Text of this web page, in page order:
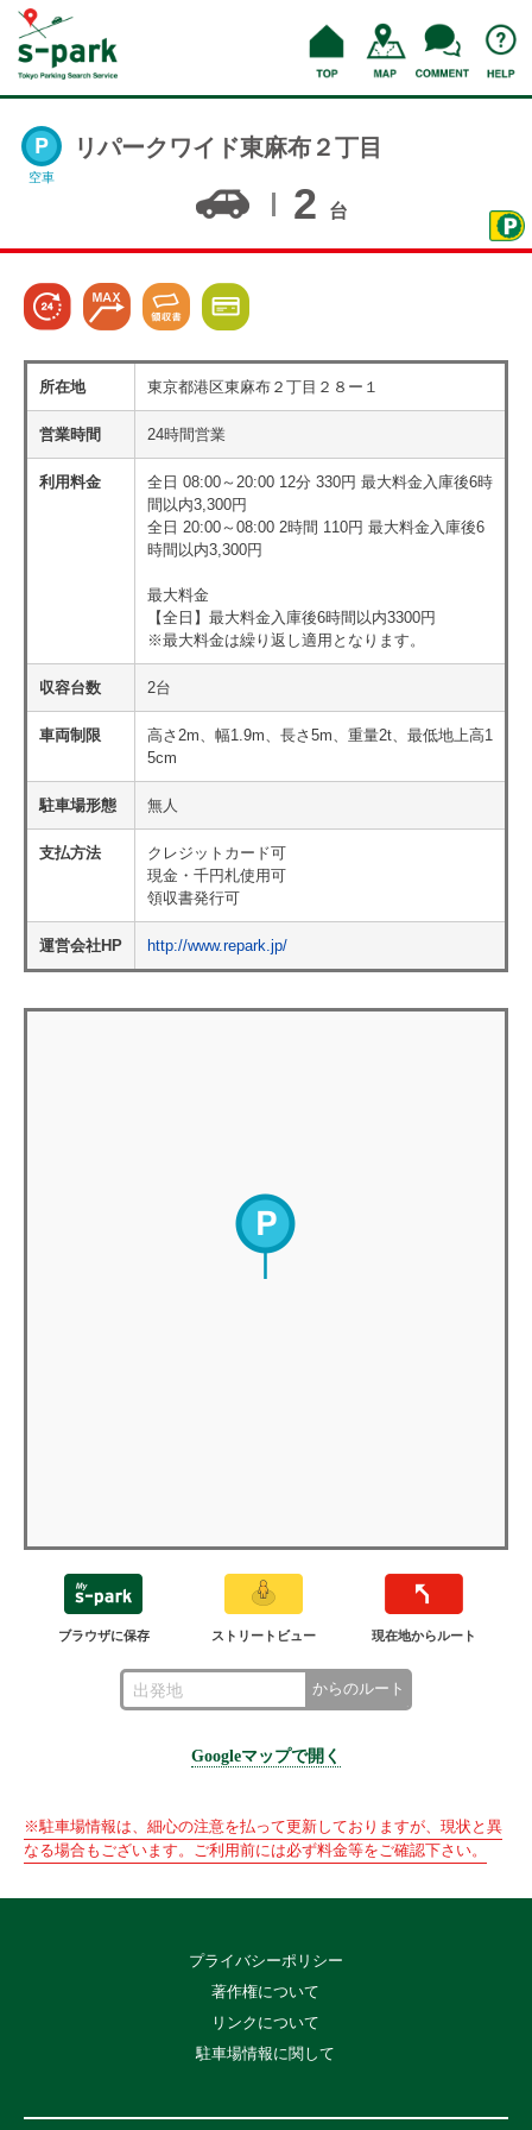
空車
リパークワイド東麻布２丁目
2 台
所在地 東京都港区東麻布２丁目２８ー１
営業時間 24時間営業
利用料金
全日 08:00～20:00 12分 330円 最大料金入庫後6時
間以内3,300円
全日 20:00～08:00 2時間 110円 最大料金入庫後6
時間以内3,300円
最大料金
【全日】最大料金入庫後6時間以内3300円
※最大料金は繰り返し適用となります。
収容台数 2台
車両制限
高さ2m、幅1.9m、長さ5m、重量2t、最低地上高1
5cm
駐車場形態 無人
支払方法
クレジットカード可
現金・千円札使用可
領収書発行可
運営会社HP http://www.repark.jp/
ブラウザに保存 ストリートビュー 現在地からルート
からのルート
Googleマップで開く
※駐車場情報は、細心の注意を払って更新しておりますが、現状と異
なる場合もございます。ご利用前には必ず料金等をご確認下さい。
プライバシーポリシー
著作権について
リンクについて
駐車場情報に関して